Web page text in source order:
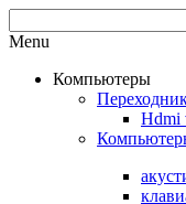
Menu
Компьютеры
Hdmi